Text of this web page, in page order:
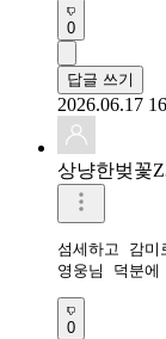
0
답글 쓰기
2026.06.17
상냥한벚꽃
섬세하고 감미
영웅님 덕분에
0